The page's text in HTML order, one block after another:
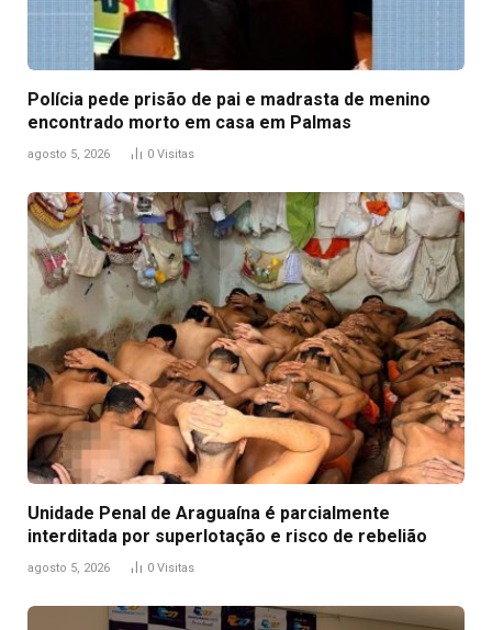
Polícia pede prisão de pai e madrasta de menino
encontrado morto em casa em Palmas
agosto 5, 2026 0 Visitas
Unidade Penal de Araguaína é parcialmente
interditada por superlotação e risco de rebelião
agosto 5, 2026 0 Visitas